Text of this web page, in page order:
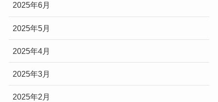
2025年6月
2025年5月
2025年4月
2025年3月
2025年2月